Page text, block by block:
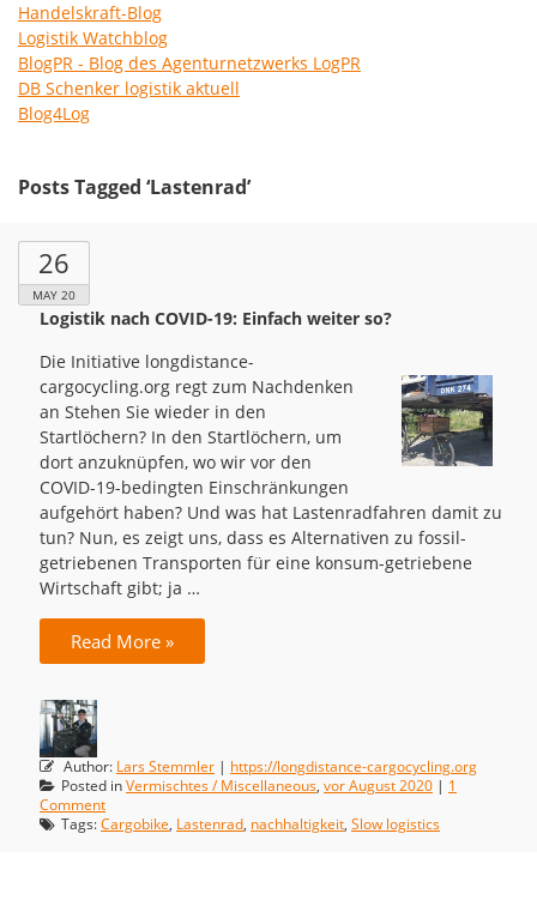
Handelskraft-Blog
Logistik Watchblog
BlogPR - Blog des Agenturnetzwerks LogPR
DB Schenker logistik aktuell
Blog4Log
Posts Tagged ‘Lastenrad’
26
MAY 20
Logistik nach COVID-19: Einfach weiter so?
Die Initiative longdistance-
cargocycling.org regt zum Nachdenken
an Stehen Sie wieder in den
Startlöchern? In den Startlöchern, um
dort anzuknüpfen, wo wir vor den
COVID-19-bedingten Einschränkungen
aufgehört haben? Und was hat Lastenradfahren damit zu
tun? Nun, es zeigt uns, dass es Alternativen zu fossil-
getriebenen Transporten für eine konsum-getriebene
Wirtschaft gibt; ja …
Read More »
Author: Lars Stemmler | https://longdistance-cargocycling.org
Posted inVermischtes / Miscellaneous, vor August 2020 | 1
Comment
Tags:Cargobike, Lastenrad, nachhaltigkeit, Slow logistics